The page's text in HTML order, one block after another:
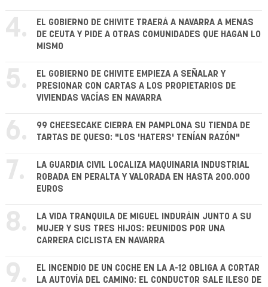
4.
EL GOBIERNO DE CHIVITE TRAERÁ A NAVARRA A MENAS
DE CEUTA Y PIDE A OTRAS COMUNIDADES QUE HAGAN LO
MISMO
5.
EL GOBIERNO DE CHIVITE EMPIEZA A SEÑALAR Y
PRESIONAR CON CARTAS A LOS PROPIETARIOS DE
VIVIENDAS VACÍAS EN NAVARRA
6.
99 CHEESECAKE CIERRA EN PAMPLONA SU TIENDA DE
TARTAS DE QUESO: "LOS 'HATERS' TENÍAN RAZÓN"
7.
LA GUARDIA CIVIL LOCALIZA MAQUINARIA INDUSTRIAL
ROBADA EN PERALTA Y VALORADA EN HASTA 200.000
EUROS
8.
LA VIDA TRANQUILA DE MIGUEL INDURÁIN JUNTO A SU
MUJER Y SUS TRES HIJOS: REUNIDOS POR UNA
CARRERA CICLISTA EN NAVARRA
9.
EL INCENDIO DE UN COCHE EN LA A-12 OBLIGA A CORTAR
LA AUTOVÍA DEL CAMINO: EL CONDUCTOR SALE ILESO DE